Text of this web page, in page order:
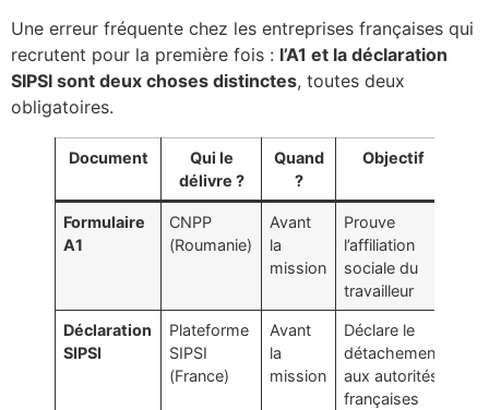
Une erreur fréquente chez les entreprises françaises qui
recrutent pour la première fois : l’A1 et la déclaration
SIPSI sont deux choses distinctes, toutes deux
obligatoires.
Document
Qui le
délivre ?
Quand
?
Objectif
Formulaire
A1
CNPP
(Roumanie)
Avant
la
mission
Prouve
l’affiliation
sociale du
travailleur
Déclaration
SIPSI
Plateforme
SIPSI
(France)
Avant
la
mission
Déclare le
détachement
aux autorités
françaises